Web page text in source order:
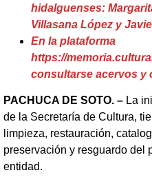
hidalguenses:
Villasana López y
En la plataforma
https://
consultarse acervos y
PACHUCA DE SOTO. – La
de la Secretaría de Cultura,
limpieza, restauración,
preservación y resguardo del
entidad.